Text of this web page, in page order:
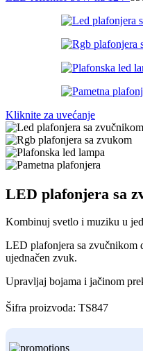
Kliknite za uvećanje
LED plafonjera sa
Kombinuj svetlo i muziku u
LED plafonjera sa zvučnikom
ujednačen zvuk.
Upravljaj bojama i jačinom
Šifra proizvoda: TS847